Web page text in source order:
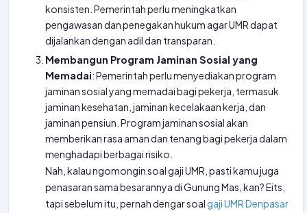
konsisten. Pemerintah perlu meningkatkan
pengawasan dan penegakan hukum agar UMR dapat
dijalankan dengan adil dan transparan.
Membangun Program Jaminan Sosial yang
Memadai: Pemerintah perlu menyediakan program
jaminan sosial yang memadai bagi pekerja, termasuk
jaminan kesehatan, jaminan kecelakaan kerja, dan
jaminan pensiun. Program jaminan sosial akan
memberikan rasa aman dan tenang bagi pekerja dalam
menghadapi berbagai risiko.
Nah, kalau ngomongin soal gaji UMR, pasti kamu juga
penasaran sama besarannya di Gunung Mas, kan? Eits,
tapi sebelum itu, pernah dengar soal gaji UMR Denpasar